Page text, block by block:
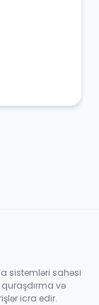
sistemləri sahəsi
quraşdırma və
icra edir.